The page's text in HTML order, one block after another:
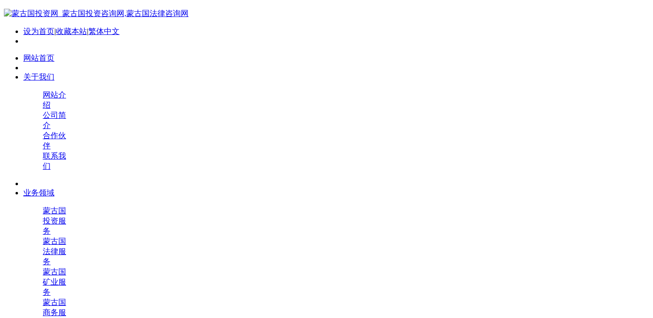
设为首页|收藏本站|繁体中文
网站首页
关于我们
网站介
绍
公司简
介
合作伙
伴
联系我
们
业务领域
蒙古国
投资服
务
蒙古国
法律服
务
蒙古国
矿业服
务
蒙古国
商务服